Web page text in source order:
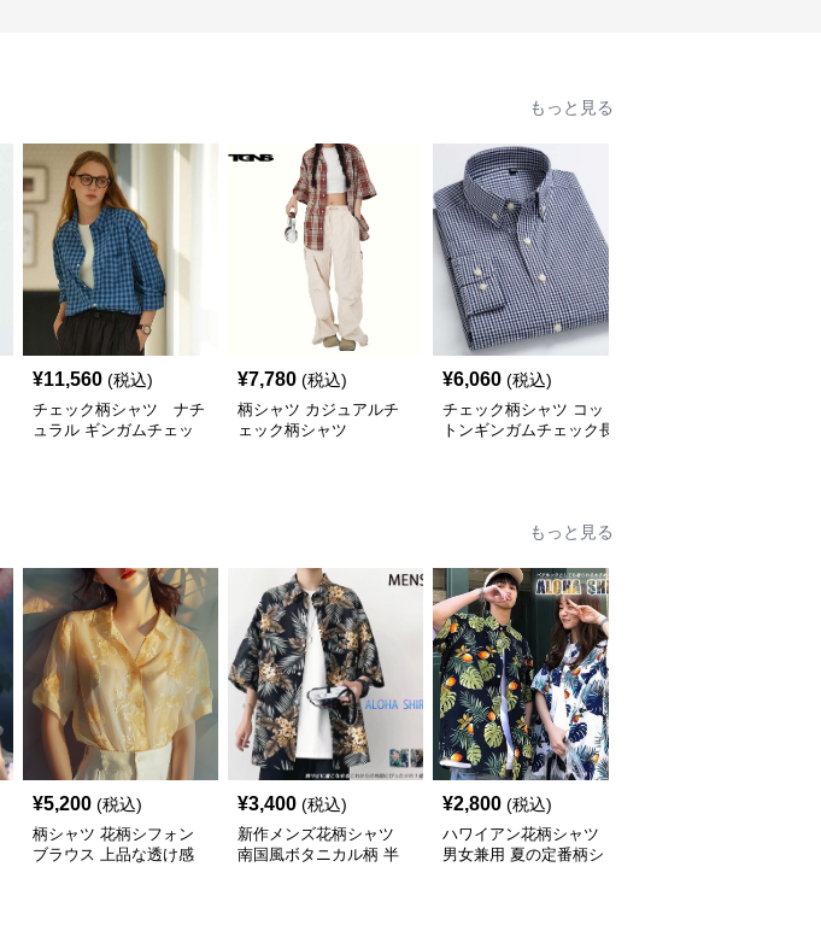
もっと見る
¥11,560 (税込)
チェック柄シャツ ナチ
ュラル ギンガムチェッ
¥7,780 (税込)
柄シャツ カジュアルチ
ェック柄シャツ
¥6,060 (税込)
チェック柄シャツ コッ
トンギンガムチェック長
もっと見る
¥5,200 (税込)
柄シャツ 花柄シフォン
ブラウス 上品な透け感
¥3,400 (税込)
新作メンズ花柄シャツ
南国風ボタニカル柄 半
¥2,800 (税込)
ハワイアン花柄シャツ
男女兼用 夏の定番柄シ